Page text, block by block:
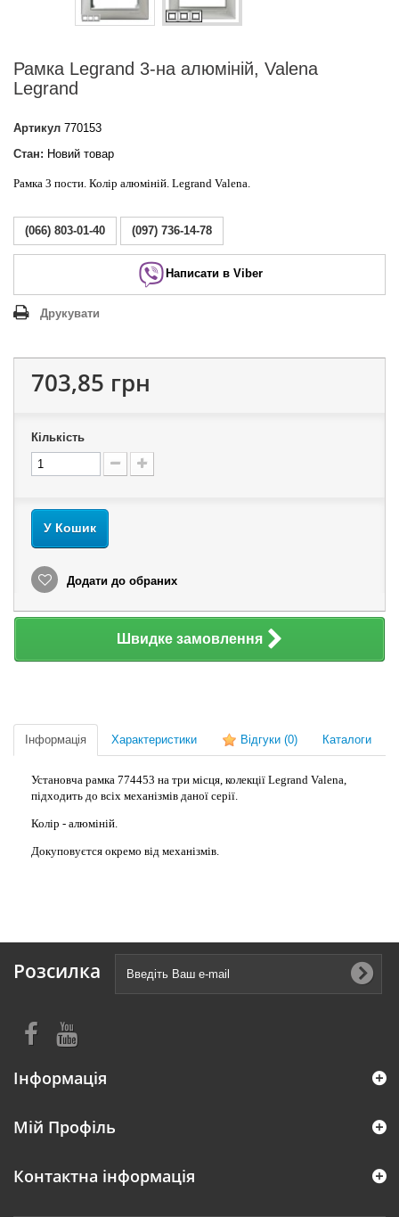
Рамка Legrand 3-на алюміній, Valena
Legrand
Артикул 770153
Стан: Новий товар
Рамка 3 пости. Колір алюміній. Legrand Valena.
(066) 803-01-40 (097) 736-14-78
Написати в Viber
Друкувати
703,85 грн
Кількість
У Кошик
Додати до обраних
Швидке замовлення
Інформація Характеристики Відгуки (0) Каталоги
Установча рамка 774453 на три місця, колекції Legrand Valena,
підходить до всіх механізмів даної серії.
Колір - алюміній.
Докуповуєтся окремо від механізмів.
Розсилка
Інформація
Мій Профіль
Контактна інформація